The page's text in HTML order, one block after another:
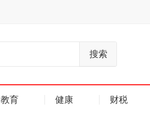
搜索
教育 健康 财税